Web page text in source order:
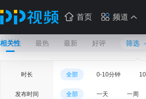
首页 频道
相关性 最热 最新 好评 筛选
时长 全部 0-10分钟
发布时间 全部 一天 一周